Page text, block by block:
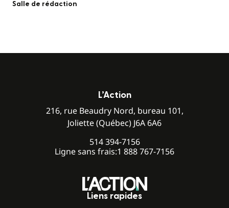
Salle de rédaction
L’Action
216, rue Beaudry Nord, bureau 101,
Joliette (Québec) J6A 6A6
514 394-7156
Ligne sans frais:1 888 767-7156
Liens rapides